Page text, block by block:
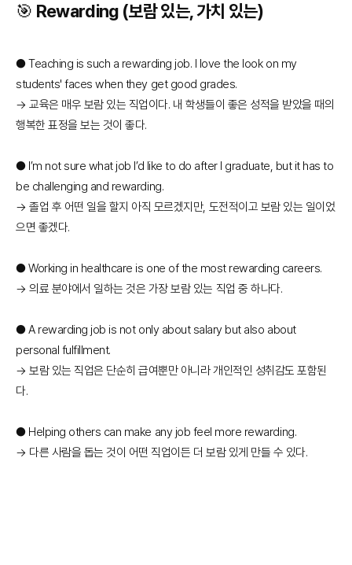
🎯 Rewarding (보람 있는, 가치 있는)
● Teaching is such a rewarding job. I love the look on my
students' faces when they get good grades.
→ 교육은 매우 보람 있는 직업이다. 내 학생들이 좋은 성적을 받았을 때의
행복한 표정을 보는 것이 좋다.
● I’m not sure what job I’d like to do after I graduate, but it has to
be challenging and rewarding.
→ 졸업 후 어떤 일을 할지 아직 모르겠지만, 도전적이고 보람 있는 일이었
으면 좋겠다.
● Working in healthcare is one of the most rewarding careers.
→ 의료 분야에서 일하는 것은 가장 보람 있는 직업 중 하나다.
● A rewarding job is not only about salary but also about
personal fulfillment.
→ 보람 있는 직업은 단순히 급여뿐만 아니라 개인적인 성취감도 포함된
다.
● Helping others can make any job feel more rewarding.
→ 다른 사람을 돕는 것이 어떤 직업이든 더 보람 있게 만들 수 있다.